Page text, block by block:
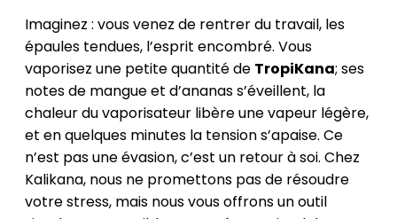
Imaginez : vous venez de rentrer du travail, les
épaules tendues, l’esprit encombré. Vous
vaporisez une petite quantité de TropiKana; ses
notes de mangue et d’ananas s’éveillent, la
chaleur du vaporisateur libère une vapeur légère,
et en quelques minutes la tension s’apaise. Ce
n’est pas une évasion, c’est un retour à soi. Chez
Kalikana, nous ne promettons pas de résoudre
votre stress, mais nous vous offrons un outil